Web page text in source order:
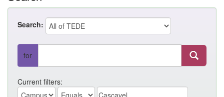
Search:
for
Current filters: